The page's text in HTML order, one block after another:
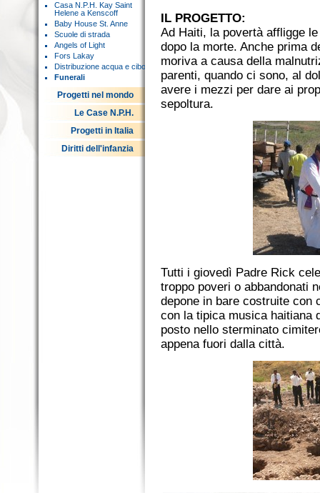
Casa N.P.H. Kay Saint
Helene a Kenscoff
Baby House St. Anne
Scuole di strada
Angels of Light
Fors Lakay
Distribuzione acqua e cibo
Funerali
Progetti nel mondo
Le Case N.P.H.
Progetti in Italia
Diritti dell'infanzia
IL PROGETTO:
Ad Haiti, la povertà affligge
dopo la morte. Anche prima
moriva a causa della
parenti, quando ci sono, al
avere i mezzi per dare ai
sepoltura.
Tutti i giovedì Padre Rick
troppo poveri o abbandonati
depone in bare costruite con
con la tipica musica haitiana
posto nello sterminato
appena fuori dalla città.